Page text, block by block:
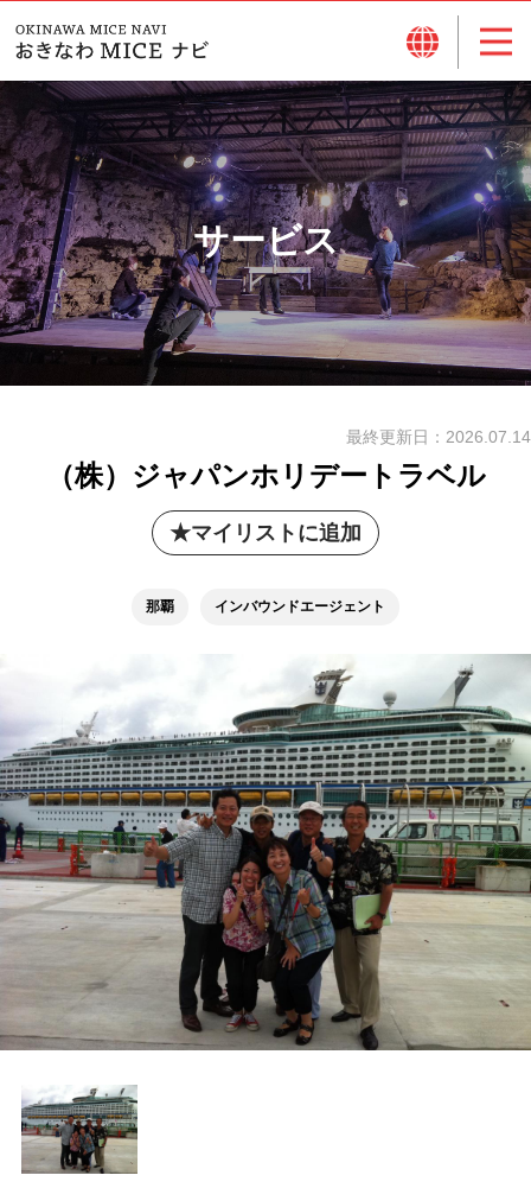
サービス
最終更新日： 2026.07.14
（株）ジャパンホリデートラベル
マイリストに追加
那覇 インバウンドエージェント